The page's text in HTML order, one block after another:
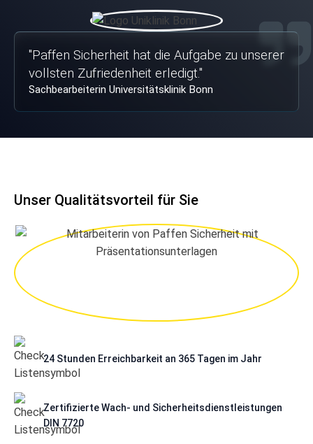
"Paffen Sicherheit hat die Aufgabe zu unserer
vollsten Zufriedenheit erledigt."
Sachbearbeiterin Universitätsklinik Bonn
Unser Qualitätsvorteil für Sie
24 Stunden Erreichbarkeit an 365 Tagen im Jahr
Zertifizierte Wach- und Sicherheitsdienstleistungen
DIN 7720